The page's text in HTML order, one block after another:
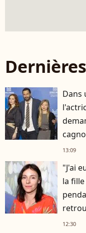
Dans
13:09
"J'ai
la
12:30